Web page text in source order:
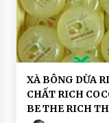
hi
ê
n:
R
ic
h
o
C
o
S
o
H
o
ạ
t
Đ
XÀ BÔNG DỪA
CHẤT RICH
BE THE RICH